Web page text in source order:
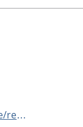
https://vard.regionstockholm.se/rehabiliteringsmottagningar/